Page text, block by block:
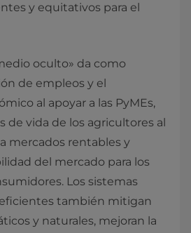
y equitativos para el
oculto» da como
de empleos y el
al apoyar a las PyMEs,
de vida de los agricultores al
mercados rentables y
del mercado para los
Los sistemas
también mitigan
y naturales, mejoran la